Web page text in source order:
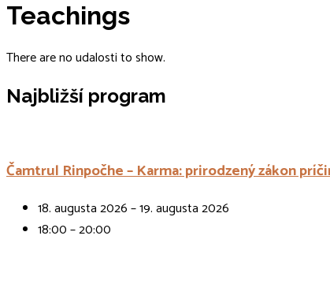
Teachings
There are no udalosti to show.
Najbližší program
Čamtrul Rinpočhe – Karma: prirodzený zákon
18. augusta 2026 – 19. augusta 2026
18:00 – 20:00